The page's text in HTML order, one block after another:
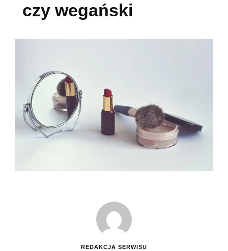
czy wegański
REDAKCJA SERWISU